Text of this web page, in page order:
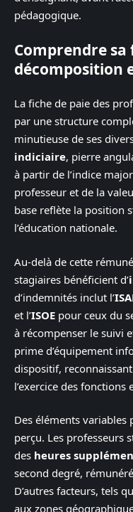
pédagogique.
Comprendre sa
décomposition
La fiche de paie des
par une structure
minutieuse de ses
indiciaire, pierre
à partir de l’indice
professeur et de la
base reflète la position
l’éducation nationale.
Au-delà de cette
stagiaires bénéficient d’
d’indemnités inclut l’
et l’ISOE pour ceux du
à récompenser le suivi
prime d’équipement
dispositif,
l’exercice des fonctions
Des éléments
perçu. Les professeurs
des heures
second degré,
D’autres facteurs, tels
aux zones